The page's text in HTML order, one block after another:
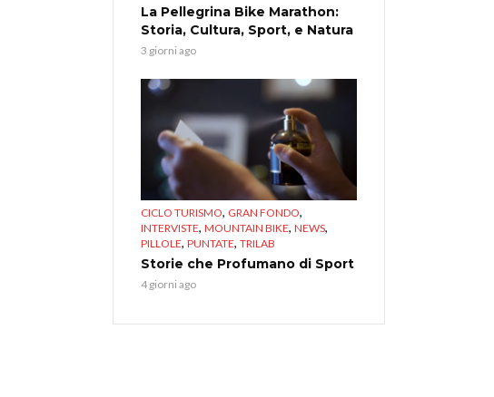
La Pellegrina Bike Marathon:
Storia, Cultura, Sport, e Natura
3 giorni ago
CICLO TURISMO, GRAN FONDO,
INTERVISTE, MOUNTAIN BIKE, NEWS,
PILLOLE, PUNTATE, TRILAB
Storie che Profumano di Sport
4 giorni ago